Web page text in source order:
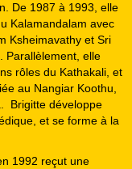
De 1987 à 1993, elle
Kalamandalam avec
Ksheimavathy et Sri
Parallèlement, elle
rôles du Kathakali, et
au Nangiar Koothu,
Brigitte développe
et se forme à la
1992 reçut une